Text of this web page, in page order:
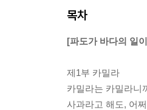
목차
[파도가 바다의 일
제1부 카밀라
카밀라는 카밀라니
사과라고 해도, 어